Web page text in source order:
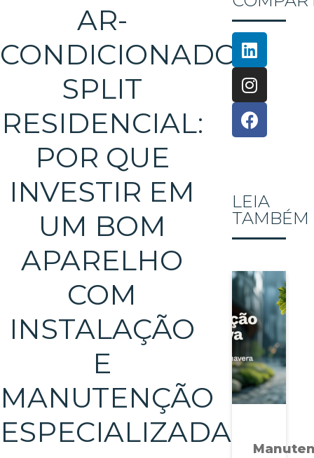
AR-
CONDICIONADO
SPLIT
RESIDENCIAL:
POR QUE
INVESTIR EM
UM BOM
APARELHO
COM
INSTALAÇÃO
E
MANUTENÇÃO
ESPECIALIZADA
LEIA
TAMBÉM